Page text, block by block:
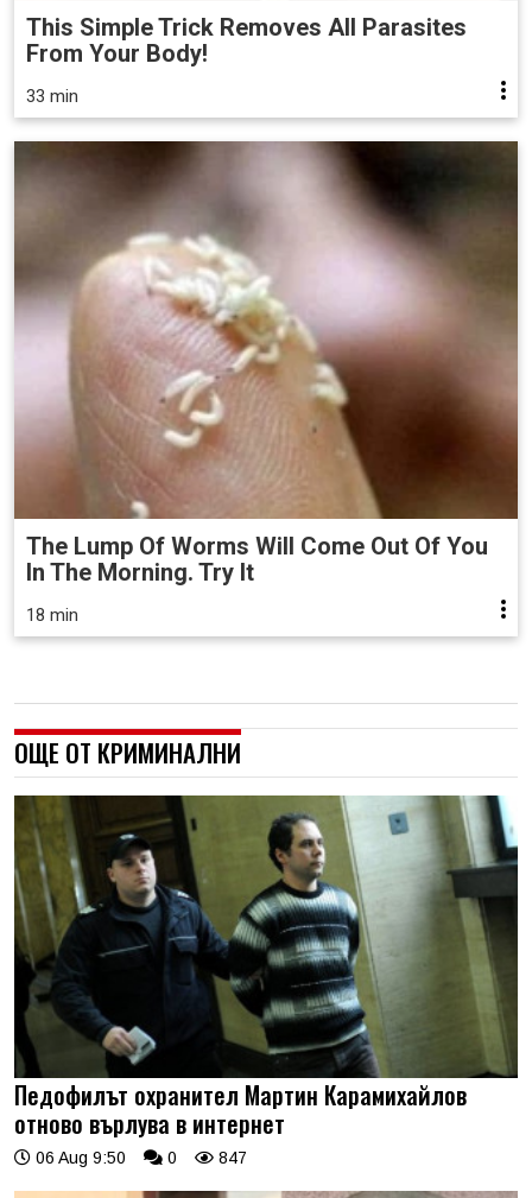
This Simple Trick Removes All Parasites
From Your Body!
33 min
The Lump Of Worms Will Come Out Of You
In The Morning. Try It
18 min
ОЩЕ ОТ КРИМИНАЛНИ
Педофилът охранител Мартин Карамихайлов
отново върлува в интернет
06 Aug 9:50 0 847